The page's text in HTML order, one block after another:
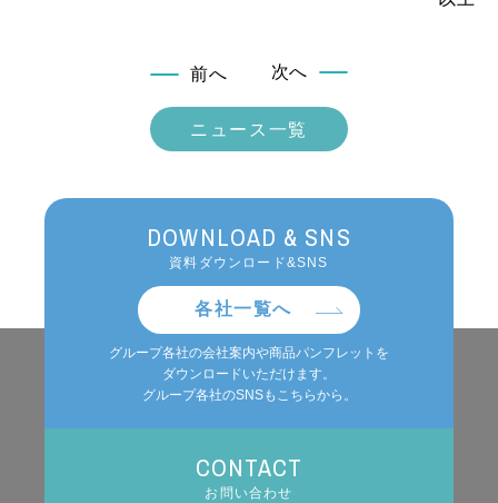
前へ
ニュース一覧
次へ
DOWNLOAD & SNS
資料ダウンロード&SNS
各社一覧へ
グループ各社の会社案内や商品パンフレットを
ダウンロードいただけます。
グループ各社のSNSもこちらから。
CONTACT
お問い合わせ